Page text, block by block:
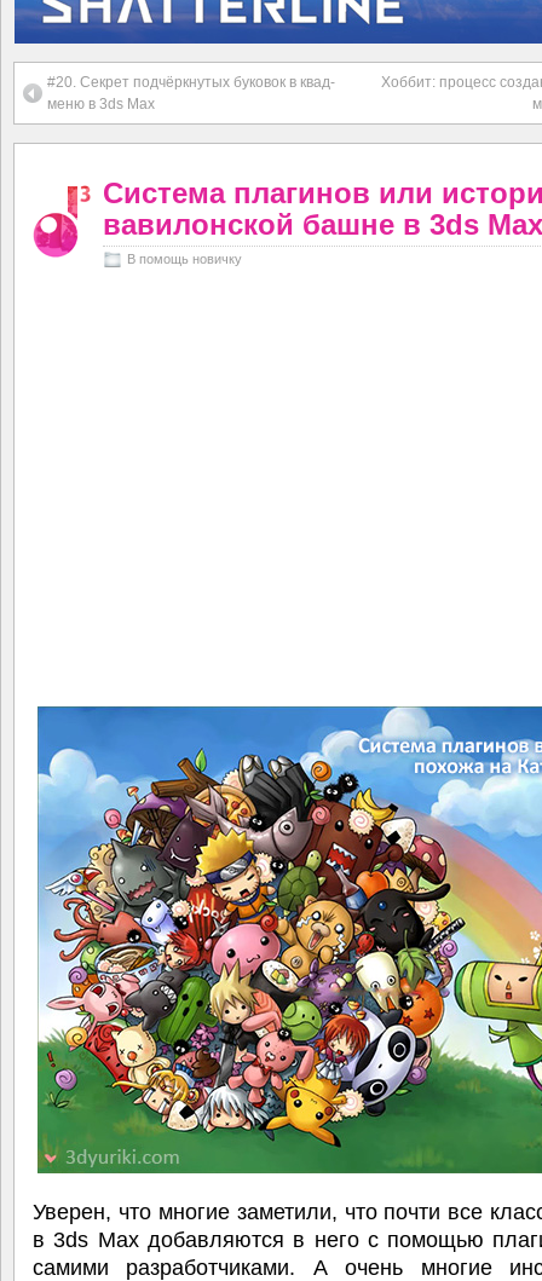
#20. Секрет подчёркнутых буковок в квад-
меню в 3ds Max
Хоббит: процесс
Система плагинов или
вавилонской башне в 3ds Max
В помощь новичку
Уверен, что многие заметили, что почти все
в 3ds Max добавляются в него с помощью
самими разработчиками. А очень многие